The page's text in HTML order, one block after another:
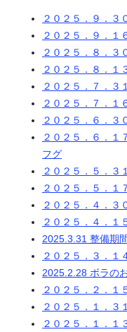
２０２５．９．
２０２５．９．
２０２５．８．
２０２５．８．
２０２５．７．
２０２５．７．
２０２５．６．
２０２５．６．
フグ
２０２５．５．
２０２５．５．
２０２５．４．
２０２５．４．
2025.3.31 整備期
２０２５．３．
2025.2.28 ボラの
２０２５．２．
２０２５．１．
２０２５．１．